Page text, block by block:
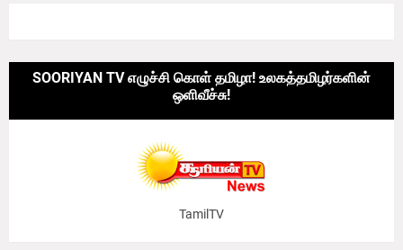
SOORIYAN TV எழுச்சி கொள் தமிழா! உலகத்தமிழர்களின்
ஒளிவீச்சு!
TamilTV